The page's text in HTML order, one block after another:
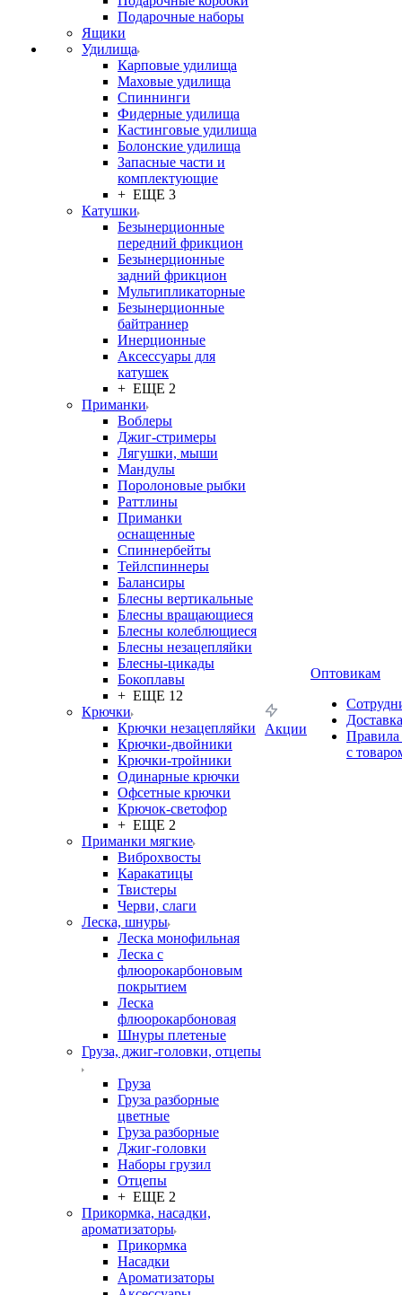
Подарочные наборы
Ящики
Удилища
Карповые удилища
Маховые удилища
Спиннинги
Фидерные удилища
Кастинговые удилища
Болонские удилища
Запасные части и
комплектующие
+ ЕЩЕ 3
Катушки
Безынерционные
передний фрикцион
Безынерционные
задний фрикцион
Мультипликаторные
Безынерционные
байтраннер
Инерционные
Аксессуары для
катушек
+ ЕЩЕ 2
Приманки
Воблеры
Джиг-стримеры
Лягушки, мыши
Мандулы
Поролоновые рыбки
Раттлины
Приманки
оснащенные
Спиннербейты
Тейлспиннеры
Балансиры
Блесны вертикальные
Блесны вращающиеся
Блесны колеблющиеся
Блесны незацепляйки
Блесны-цикады
Бокоплавы
+ ЕЩЕ 12
Крючки
Крючки незацепляйки
Крючки-двойники
Крючки-тройники
Одинарные крючки
Офсетные крючки
Крючок-светофор
+ ЕЩЕ 2
Приманки мягкие
Виброхвосты
Каракатицы
Твистеры
Черви, слаги
Леска, шнуры
Леска монофильная
Леска с
флюорокарбоновым
покрытием
Леска
флюорокарбоновая
Шнуры плетеные
Груза, джиг-головки, отцепы
Груза
Груза разборные
цветные
Груза разборные
Джиг-головки
Наборы грузил
Отцепы
+ ЕЩЕ 2
Прикормка, насадки,
ароматизаторы
Прикормка
Насадки
Ароматизаторы
Акции
Оптовикам
Доставка
Правила
с